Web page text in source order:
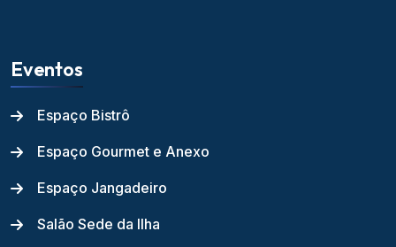
Eventos
Espaço Bistrô
Espaço Gourmet e Anexo
Espaço Jangadeiro
Salão Sede da Ilha